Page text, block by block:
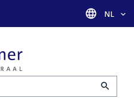
Taal
NL